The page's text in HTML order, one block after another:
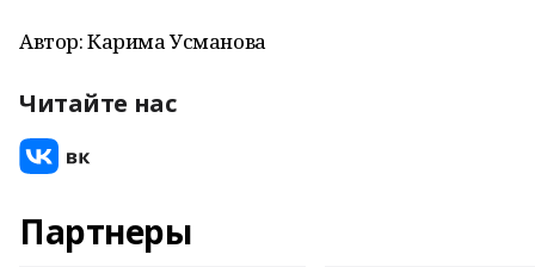
Автор: Карима Усманова
Читайте нас
Партнеры